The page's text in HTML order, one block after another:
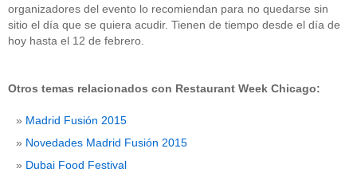
organizadores del evento lo recomiendan para no quedarse sin
sitio el día que se quiera acudir. Tienen de tiempo desde el día de
hoy hasta el 12 de febrero.
Otros temas relacionados con Restaurant Week Chicago:
Madrid Fusión 2015
Novedades Madrid Fusión 2015
Dubai Food Festival